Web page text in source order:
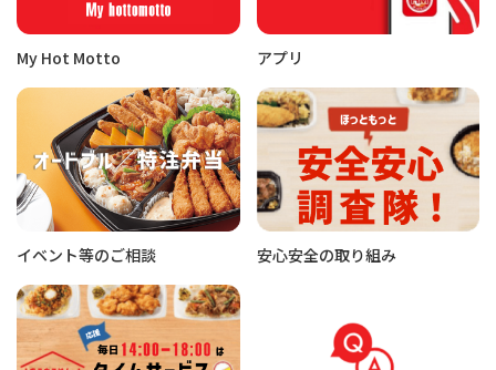
My Hot Motto アプリ
イベント等のご相談 安心安全の取り組み